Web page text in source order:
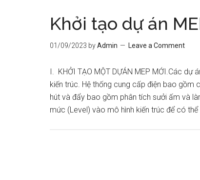
Khởi tạo dự án
01/09/2023 byAdmin Leave a Comment
I. KHỞI TẠO MỘT DỰÁN MEP MỚI.Các
kiến trúc. Hệ thống cung cấp điện bao gồm
hút và đẩy bao gồm phân tích sưởi ấm và
mức (Level) vào mô hình kiến trúc để có